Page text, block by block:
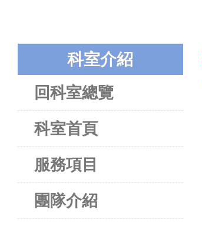
科室介紹
回科室總覽
科室首頁
服務項目
團隊介紹